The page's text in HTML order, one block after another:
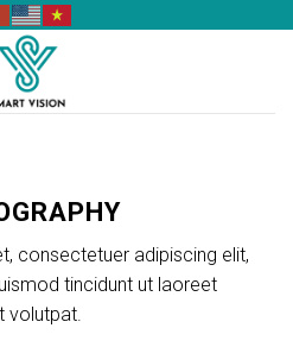
consectetuer adipiscing elit,
tincidunt ut laoreet
volutpat.